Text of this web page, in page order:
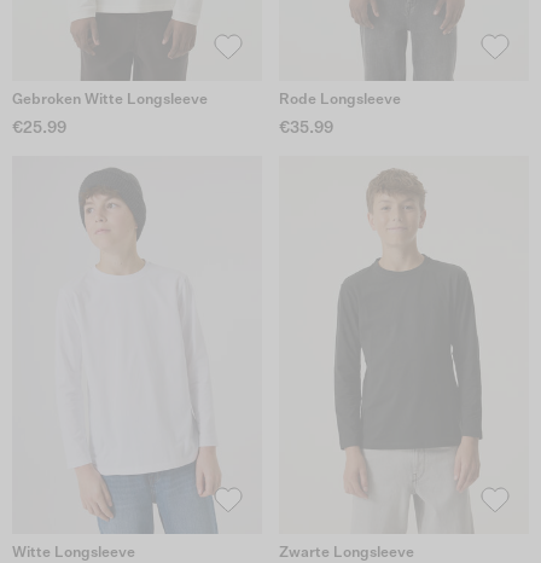
Gebroken Witte Longsleeve
€25.99
Rode Longsleeve
€35.99
Witte Longsleeve Zwarte Longsleeve